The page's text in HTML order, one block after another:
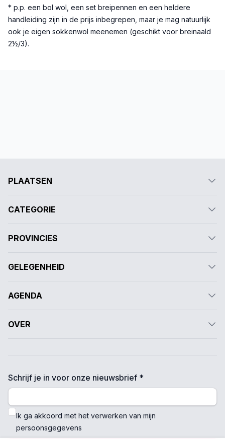
* p.p. een bol wol, een set breipennen en een heldere
handleiding zijn in de prijs inbegrepen, maar je mag natuurlijk
ook je eigen sokkenwol meenemen (geschikt voor breinaald
2½/3).
PLAATSEN
CATEGORIE
PROVINCIES
GELEGENHEID
AGENDA
OVER
Schrijf je in voor onze nieuwsbrief *
Ik ga akkoord met het verwerken van mijn
persoonsgegevens